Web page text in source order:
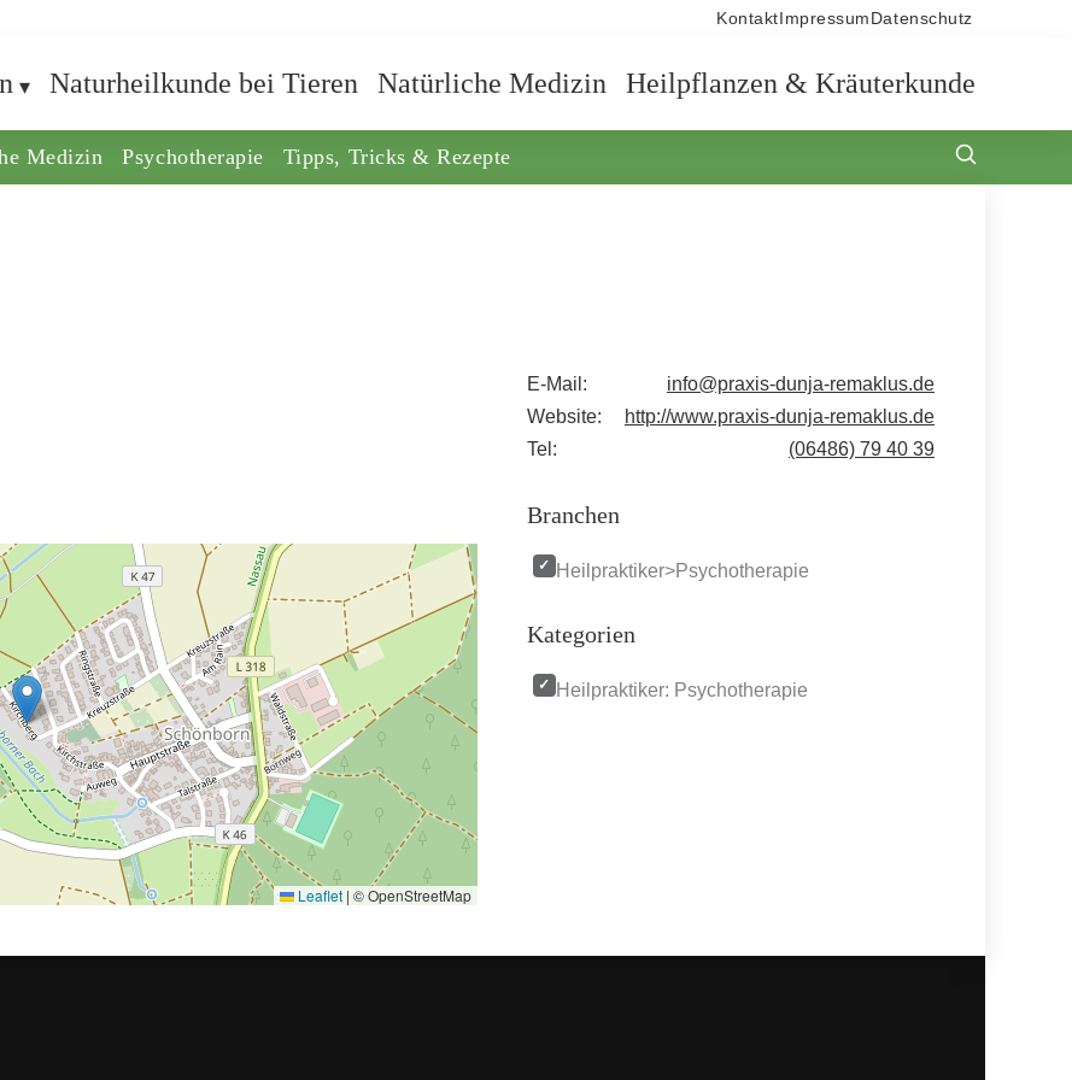
Kontakt Impressum Datenschutz
Naturheilkunde bei Tieren Natürliche Medizin Heilpflanzen & Kräuterkunde
Medizin Psychotherapie Tipps, Tricks & Rezepte
Leaflet | © OpenStreetMap
E-Mail:
info@praxis-dunja-remaklus.de
Website:
http://www.praxis-dunja-remaklus.de
Tel:
(06486) 79 40 39
Branchen
Heilpraktiker>Psychotherapie
Kategorien
Heilpraktiker: Psychotherapie